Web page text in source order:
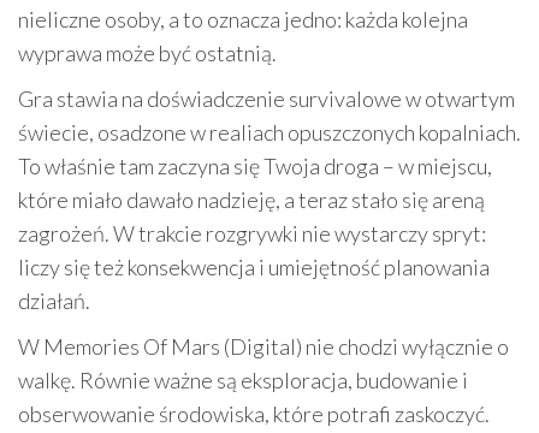
nieliczne osoby, a to oznacza jedno: każda kolejna
wyprawa może być ostatnią.
Gra stawia na doświadczenie survivalowe w otwartym
świecie, osadzone w realiach opuszczonych kopalniach.
To właśnie tam zaczyna się Twoja droga – w miejscu,
które miało dawało nadzieję, a teraz stało się areną
zagrożeń. W trakcie rozgrywki nie wystarczy spryt:
liczy się też konsekwencja i umiejętność planowania
działań.
W Memories Of Mars (Digital) nie chodzi wyłącznie o
walkę. Równie ważne są eksploracja, budowanie i
obserwowanie środowiska, które potrafi zaskoczyć.